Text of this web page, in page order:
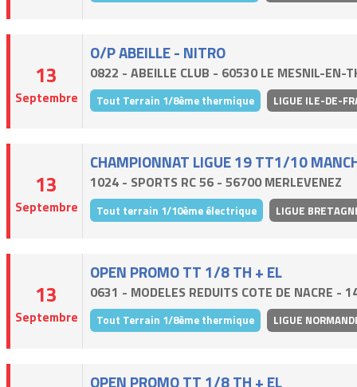
13
Septembre
O/P ABEILLE - NITRO
0822 - ABEILLE CLUB - 60530 LE MESNIL-EN-
Tout Terrain 1/8ème thermique LIGUE ILE-DE-
13
Septembre
CHAMPIONNAT LIGUE 19 TT1/10
1024 - SPORTS RC 56 - 56700 MERLEVENEZ
Tout terrain 1/10ème électrique LIGUE
13
Septembre
OPEN PROMO TT 1/8 TH + EL
0631 - MODELES REDUITS COTE DE NACRE -
Tout Terrain 1/8ème thermique LIGUE
OPEN PROMO TT 1/8 TH + EL